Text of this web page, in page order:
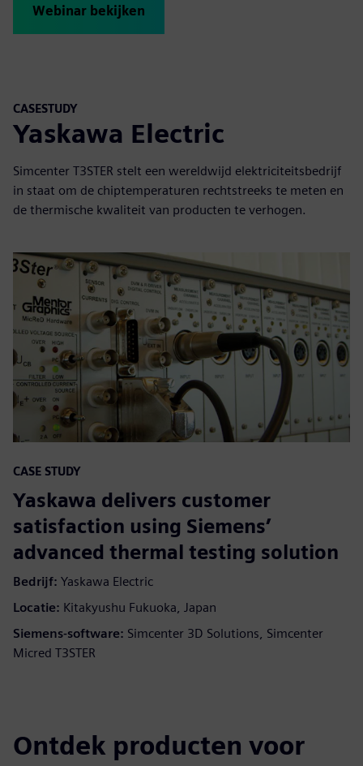
Webinar bekijken
CASESTUDY
Yaskawa Electric
Simcenter T3STER stelt een wereldwijd elektriciteitsbedrijf
in staat om de chiptemperaturen rechtstreeks te meten en
de thermische kwaliteit van producten te verhogen.
CASE STUDY
Yaskawa delivers customer
satisfaction using Siemens’
advanced thermal testing solution
Bedrijf: Yaskawa Electric
Locatie: Kitakyushu Fukuoka, Japan
Siemens-software: Simcenter 3D Solutions, Simcenter
Micred T3STER
Ontdek producten voor